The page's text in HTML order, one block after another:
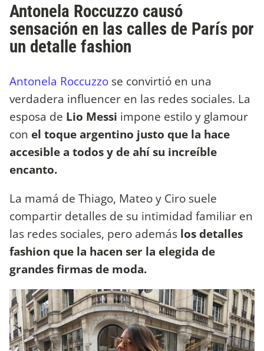
Antonela Roccuzzo causó
sensación en las calles de París por
un detalle fashion
Antonela Roccuzzo se convirtió en una
verdadera influencer en las redes sociales. La
esposa de Lio Messi impone estilo y glamour
con el toque argentino justo que la hace
accesible a todos y de ahí su increíble
encanto.
La mamá de Thiago, Mateo y Ciro suele
compartir detalles de su intimidad familiar en
las redes sociales, pero además los detalles
fashion que la hacen ser la elegida de
grandes firmas de moda.